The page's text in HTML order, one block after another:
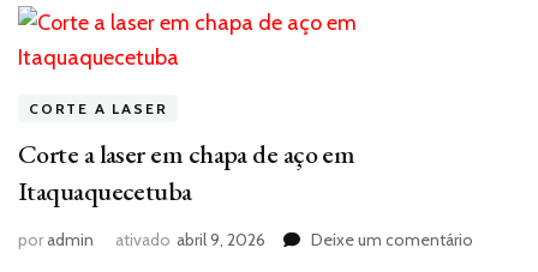
CORTE A LASER
Corte a laser em chapa de aço em
Itaquaquecetuba
poradmin ativado abril 9, 2026 Deixe um comentário